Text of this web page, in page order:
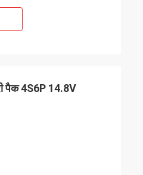
पैक 4S6P 14.8V